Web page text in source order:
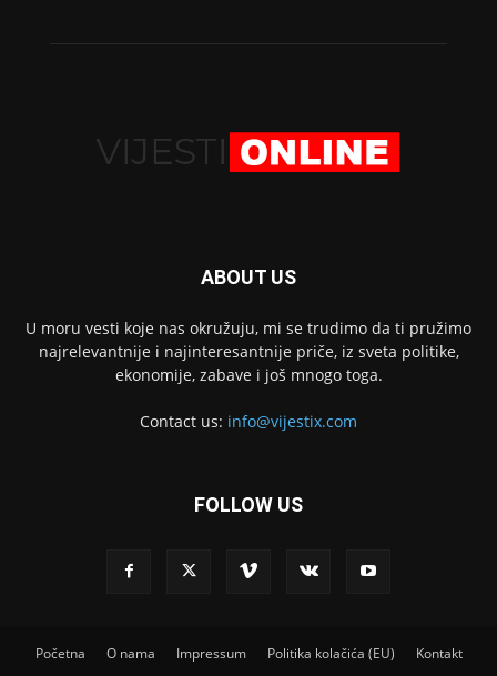
ABOUT US
U moru vesti koje nas okružuju, mi se trudimo da ti pružimo
najrelevantnije i najinteresantnije priče, iz sveta politike,
ekonomije, zabave i još mnogo toga.
Contact us: info@vijestix.com
FOLLOW US
Početna O nama Impressum Politika kolačića (EU) Kontakt